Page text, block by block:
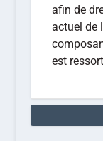
afin de
actuel de
est